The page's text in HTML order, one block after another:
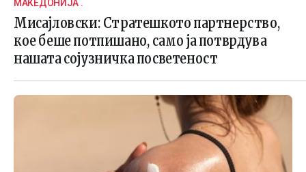
МАКЕДОНИЈА .
Мисајловски: Стратешкото партнерство,
кое беше потпишано, само ја потврдува
нашата сојузничка посветеност